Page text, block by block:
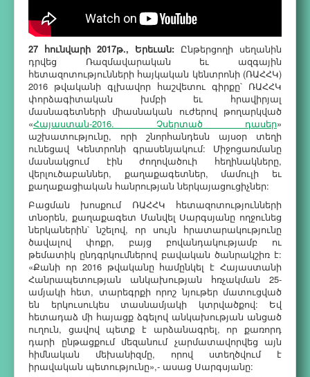
27 հունվարի 2017թ., Երեւան: Ընթերցողի սեղանին
դրվեց Ռազմավարական եւ ազգային
հետազոտությունների հայկական կենտրոնի (ՌԱՀՀԿ)
2016 թվականի գլխավոր հաշվետու գիրքը՝ ՌԱՀՀԿ
փորձագիտական խմբի եւ հրավիրյալ
մասնագետների միասնական ուժերով թողարկված
«Հայաստան-2016. Չսերտած դասեր»
աշխատությունը, որի շնորհանդեսն այսօր տեղի
ունեցավ Կենտրոնի գրասենյակում: Միջոցառմանը
մասնակցում էին ժողովածուի հեղինակները,
վերլուծաբաններ, քաղաքագետներ, մամուլի եւ
քաղաքացիական հանրության ներկայացուցիչներ:
Բացման խոսքում ՌԱՀՀԿ հետազոտությունների
տնօրեն, քաղաքագետ Մանվել Սարգսյանը ողջունեց
ներկաներին՝ նշելով, որ սույն հրատարակությունը
ծավալով փոքր, բայց բովանդակությամբ ու
թեմատիկ ընդգրկումներով բավական ծանրակշիռ է:
«Քանի որ 2016 թվականը համընկել է Հայաստանի
Հանրապետության անկախության հռչակման 25-
ամյակի հետ, տարեգրքի որոշ նյութեր մատուցված
են երկուսուկես տասնամյակի կտրվածքով: Եվ
հետադաձ մի հայացք ձգելով անկախության անցած
ուղուն, ցավով պետք է արձանագրել, որ քառորդ
դարի ընթացքում մեզանում չարմատավորվեց այն
հիմնական մեխանիզմը, որով ստեղծվում է
իրավական պետությունը»,- ասաց Սարգսյանը: